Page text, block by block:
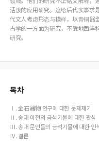
活泼的应用研究。这给后代实事求
代文人考虑形态与模样，以青铜器
古学的一方面为研究，不受地西洋
研究。
목차
Ⅰ. 金石器物 연구에 대한 문제제기
Ⅱ. 송대 이전의 금석기물에 대한 관심
Ⅲ. 송대 문인들의 금석기물에 대한 인
Ⅳ. 결론